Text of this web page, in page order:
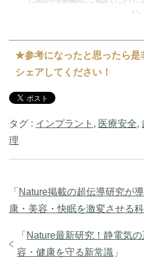
い。
★参考になったと思ったら是
シェアしてください！
タグ : インプラント , 医療安全,
理
「 Nature掲載の超伝導研究が
康・美容・快眠を激変させる
「 Nature最新研究！静電気
容・健康を守る新常識 」